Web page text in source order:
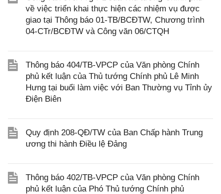
về việc triển khai thực hiện các nhiệm vụ được
giao tại Thông báo 01-TB/BCĐTW, Chương trình
04-CTr/BCĐTW và Công văn 06/CTQH
Thông báo 404/TB-VPCP của Văn phòng Chính
phủ kết luận của Thủ tướng Chính phủ Lê Minh
Hưng tại buổi làm việc với Ban Thường vụ Tỉnh ủy
Điện Biên
Quy định 208-QĐ/TW của Ban Chấp hành Trung
ương thi hành Điều lệ Đảng
Thông báo 402/TB-VPCP của Văn phòng Chính
phủ kết luận của Phó Thủ tướng Chính phủ